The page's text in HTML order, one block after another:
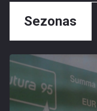
Sezonas